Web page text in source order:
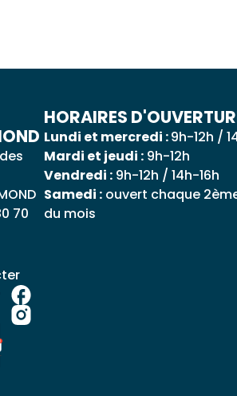
70
HORAIRES
Lundi et mercredi :9h-12h /
Mardi et jeudi :9h-12h
Vendredi :9h-12h / 14h-16h
Samedi :ouvert chaque
du mois